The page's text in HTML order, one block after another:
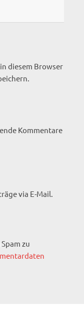
diesem Browser
Kommentare
via E-Mail.
zu